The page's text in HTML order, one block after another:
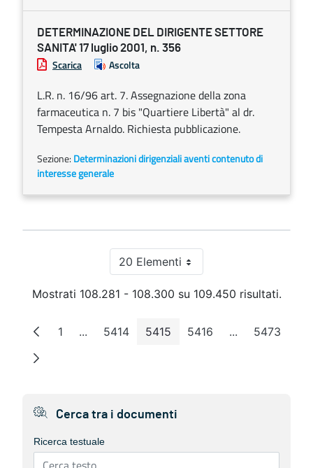
DETERMINAZIONE DEL DIRIGENTE SETTORE
SANITA' 17 luglio 2001, n. 356
Scarica Ascolta
L.R. n. 16/96 art. 7. Assegnazione della zona
farmaceutica n. 7 bis "Quartiere Libertà" al dr.
Tempesta Arnaldo. Richiesta pubblicazione.
Sezione: Determinazioni dirigenziali aventi contenuto di
interesse generale
20 ElementiPer pagina
Mostrati 108.281 - 108.300 su 109.450 risultati.
Pagina
1 ...Pagine intermedie
Pagina
5414 Pagina
5415 Pagina
5416 ...PaginePagina
5473
Cerca tra i documenti
Ricerca testuale